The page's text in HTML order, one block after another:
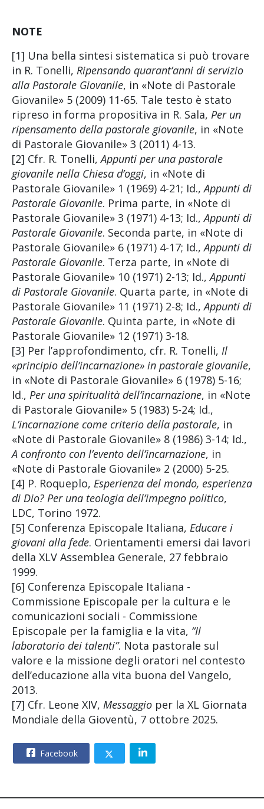
NOTE
[1] Una bella sintesi sistematica si può trovare
in R. Tonelli, Ripensando quarant’anni di servizio
alla Pastorale Giovanile, in «Note di Pastorale
Giovanile» 5 (2009) 11-65. Tale testo è stato
ripreso in forma propositiva in R. Sala, Per un
ripensamento della pastorale giovanile, in «Note
di Pastorale Giovanile» 3 (2011) 4-13.
[2] Cfr. R. Tonelli,Appunti per una pastorale
giovanile nella Chiesa d’oggi, in «Note di
Pastorale Giovanile» 1 (1969) 4-21; Id.,Appunti di
Pastorale Giovanile. Prima parte, in «Note di
Pastorale Giovanile» 3 (1971) 4-13; Id.,Appunti di
Pastorale Giovanile. Seconda parte, in «Note di
Pastorale Giovanile» 6 (1971) 4-17; Id.,Appunti di
Pastorale Giovanile. Terza parte, in «Note di
Pastorale Giovanile» 10 (1971) 2-13; Id.,Appunti
di Pastorale Giovanile. Quarta parte, in «Note di
Pastorale Giovanile» 11 (1971) 2-8; Id.,Appunti di
Pastorale Giovanile. Quinta parte, in «Note di
Pastorale Giovanile» 12 (1971) 3-18.
[3] Per l’approfondimento, cfr. R. Tonelli, Il
«principio dell’incarnazione» in pastorale giovanile,
in «Note di Pastorale Giovanile» 6 (1978) 5-16;
Id., Per una spiritualità dell’incarnazione, in «Note
di Pastorale Giovanile» 5 (1983) 5-24; Id.,
L’incarnazione come criterio della pastorale, in
«Note di Pastorale Giovanile» 8 (1986) 3-14; Id.,
A confronto con l’evento dell’incarnazione, in
«Note di Pastorale Giovanile» 2 (2000) 5-25.
[4] P. Roqueplo, Esperienza del mondo, esperienza
di Dio? Per una teologia dell’impegno politico,
LDC, Torino 1972.
[5] Conferenza Episcopale Italiana, Educare i
giovani alla fede. Orientamenti emersi dai lavori
della XLV Assemblea Generale, 27 febbraio
1999.
[6] Conferenza Episcopale Italiana -
Commissione Episcopale per la cultura e le
comunicazioni sociali - Commissione
Episcopale per la famiglia e la vita, “Il
laboratorio dei talenti”. Nota pastorale sul
valore e la missione degli oratori nel contesto
dell’educazione alla vita buona del Vangelo,
2013.
[7] Cfr. Leone XIV, Messaggio per la XL Giornata
Mondiale della Gioventù, 7 ottobre 2025.
Facebook